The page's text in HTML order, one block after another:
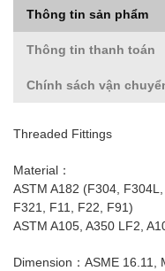
Thông tin sản phẩm
Thông tin thanh toán
Chính sách vận
Threaded Fittings
Material：
ASTM A182 (F304,
F321, F11, F22, F91)
ASTM A105, A350 LF2,
Dimension：ASME 16.11,